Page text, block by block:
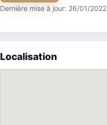
Dernière mise à jour: 26/01/2022
Localisation